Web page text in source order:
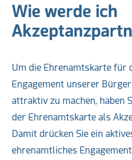
Wie werde ich
Um die Ehrenamtskarte für
Engagement unserer
attraktiv zu machen, haben
der Ehrenamtskarte als
Damit drücken Sie ein
ehrenamtliches